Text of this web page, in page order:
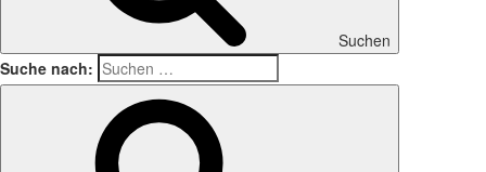
Suchen
Suche nach: